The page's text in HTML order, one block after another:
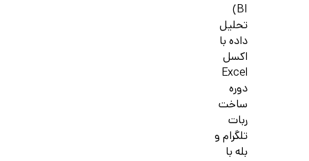
BI)
تحلیل
داده با
اکسل
Excel
دوره
ساخت
ربات
تلگرام و
بله با